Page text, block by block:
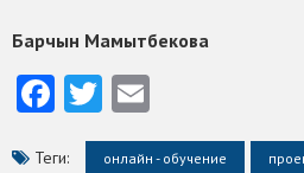
Барчын Мамытбекова
Facebook
Twitter
Теги: онлайн - обучение